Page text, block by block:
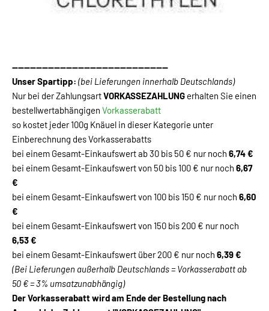
----------------------------------------------------
Unser Spartipp: (bei Lieferungen innerhalb Deutschlands)
Nur bei der ZahlungsartVORKASSEZAHLUNG erhalten Sie einen
bestellwertabhängigen Vorkasserabatt
so kostet jeder 100g Knäuel in dieser Kategorie unter
Einberechnung des Vorkasserabatts
bei einem Gesamt-Einkaufswert ab 30 bis 50 € nur noch 6,74 €
bei einem Gesamt-Einkaufswert von 50 bis 100 € nur noch 6,67
€
bei einem Gesamt-Einkaufswert von 100 bis 150 € nur noch 6,60
€
bei einem Gesamt-Einkaufswert von 150 bis 200 € nur noch
6,53 €
bei einem Gesamt-Einkaufswert über 200 € nur noch 6,39 €
(Bei Lieferungen außerhalb Deutschlands = Vorkasserabatt ab
50 € = 3% umsatzunabhängig)
Der Vorkasserabatt wird am Ende der Bestellung nach